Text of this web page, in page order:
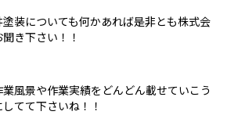
装についても何かあれば是非とも株式会
き下さい！！
風景や作業実績をどんどん載せていこう
てて下さいね！！